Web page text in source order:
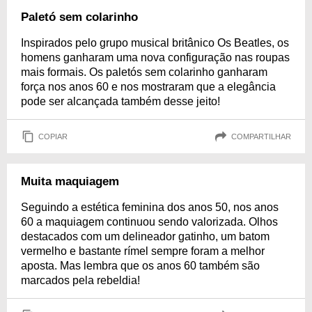
Paletó sem colarinho
Inspirados pelo grupo musical britânico Os Beatles, os
homens ganharam uma nova configuração nas roupas
mais formais. Os paletós sem colarinho ganharam
força nos anos 60 e nos mostraram que a elegância
pode ser alcançada também desse jeito!
COPIAR COMPARTILHAR
Muita maquiagem
Seguindo a estética feminina dos anos 50, nos anos
60 a maquiagem continuou sendo valorizada. Olhos
destacados com um delineador gatinho, um batom
vermelho e bastante rímel sempre foram a melhor
aposta. Mas lembra que os anos 60 também são
marcados pela rebeldia!